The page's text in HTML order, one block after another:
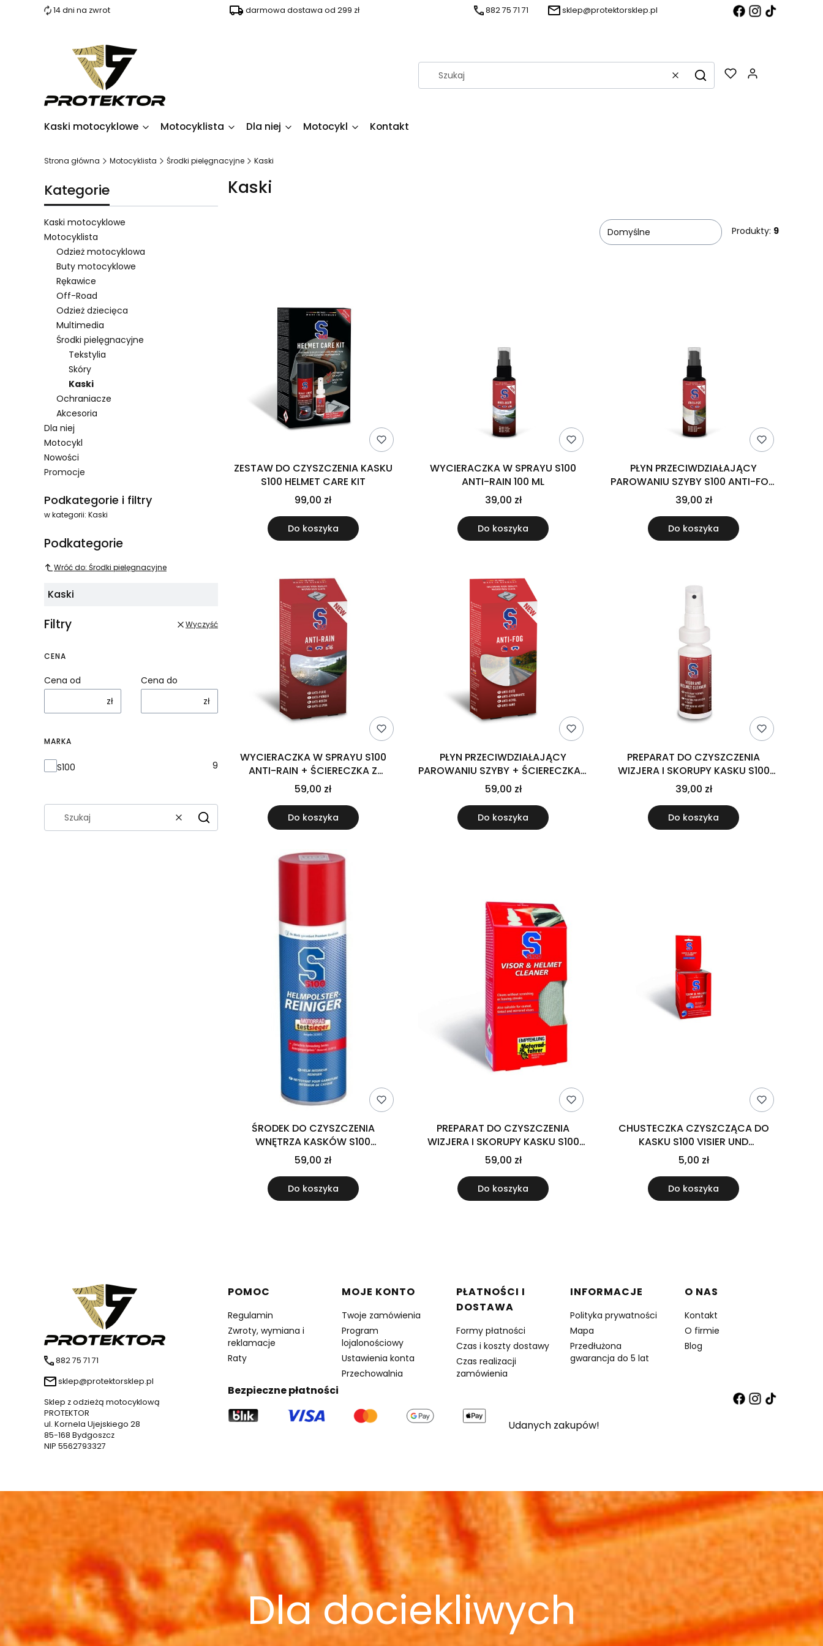
14 dni na zwrot darmowa dostawa od 299 zł 882 75 71 71 sklep@protektorsklep.pl
WyczyśćSzukaj
Kaski motocyklowe Motocyklista Dla niej Motocykl Kontakt
Strona główna Motocyklista Środki pielęgnacyjne Kaski
Kategorie
Kaski motocyklowe
Motocyklista
Odzież motocyklowa
Buty motocyklowe
Rękawice
Off-Road
Odzież dziecięca
Multimedia
Środki pielęgnacyjne
Tekstylia
Skóry
Kaski
Ochraniacze
Akcesoria
Dla niej
Motocykl
Nowości
Promocje
Podkategorie i filtry
w kategorii: Kaski
Podkategorie
Wróć do: Środki pielęgnacyjne
Kaski
Filtry Wyczyść
CENA
Cena od
zł
Cena do
zł
MARKA
Marka
S100 9
WyczyśćSzukaj
Kaski
Domyślne Produkty: 9
ZESTAW DO CZYSZCZENIA KASKU
S100 HELMET CARE KIT
99,00 zł
Do koszyka
WYCIERACZKA W SPRAYU S100
ANTI-RAIN 100 ML
39,00 zł
Do koszyka
PŁYN PRZECIWDZIAŁAJĄCY
PAROWANIU SZYBY S100 ANTI-FOG
100 ML
39,00 zł
Do koszyka
WYCIERACZKA W SPRAYU S100
ANTI-RAIN + ŚCIERECZKA Z
MIKROFIBRY S100 ANTI-RAIN 100 ML
59,00 zł
Do koszyka
PŁYN PRZECIWDZIAŁAJĄCY
PAROWANIU SZYBY + ŚCIERECZKA Z
MIKROFIBRY S100 ANTI-FOG 100 ML
59,00 zł
Do koszyka
PREPARAT DO CZYSZCZENIA
WIZJERA I SKORUPY KASKU S100
VISOR AND HELMET CLEANER-100ML
39,00 zł
Do koszyka
ŚRODEK DO CZYSZCZENIA
WNĘTRZA KASKÓW S100
HELMPOLSTER REINIGER/HELMET
INTERIOR CLEANER 300 ML
59,00 zł
Do koszyka
PREPARAT DO CZYSZCZENIA
WIZJERA I SKORUPY KASKU S100
VISOR AND HELMET CLEANER 100ML
59,00 zł
Do koszyka
CHUSTECZKA CZYSZCZĄCA DO
KASKU S100 VISIER UND
HELMREINIGER/VISOR & HELMET
CLEANER 1SZT
5,00 zł
Do koszyka
882 75 71 71
sklep@protektorsklep.pl
Sklep z odzieżą motocyklową
PROTEKTOR
ul. Kornela Ujejskiego 28
85-168 Bydgoszcz
NIP 5562793327
Linki w stopce
POMOC
Regulamin
Zwroty, wymiana i
reklamacje
Raty
MOJE KONTO
Twoje zamówienia
Program
lojalonościowy
Ustawienia konta
Przechowalnia
PŁATNOŚCI I
DOSTAWA
Formy płatności
Czas i koszty dostawy
Czas realizacji
zamówienia
INFORMACJE
Polityka prywatności
Mapa
Przedłużona
gwarancja do 5 lat
O NAS
Kontakt
O firmie
Blog
Bezpieczne płatności
Udanych zakupów!
Dla dociekliwych